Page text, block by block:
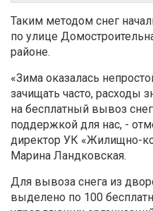
Таким методом снег
по улице
районе.
«Зима оказалась
зачищать часто, расходы
на бесплатный вывоз
поддержкой для нас, -
директор УК «Жилищно-
Марина Ландковская.
Для вывоза снега из
выделено по 100